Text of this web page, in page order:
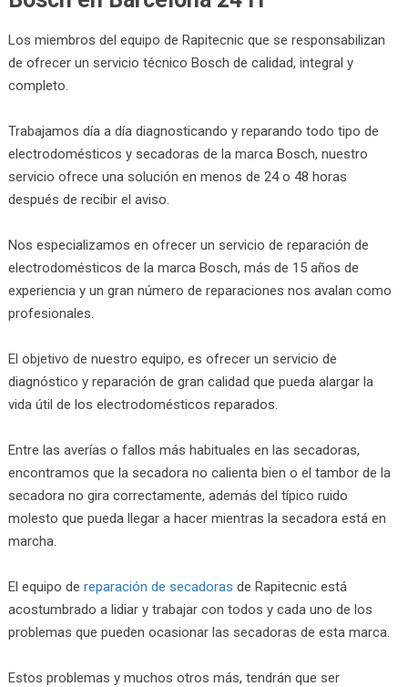
Los miembros del equipo de Rapitecnic que se responsabilizan
de ofrecer un servicio técnico Bosch de calidad, integral y
completo.
Trabajamos día a día diagnosticando y reparando todo tipo de
electrodomésticos y secadoras de la marca Bosch, nuestro
servicio ofrece una solución en menos de 24 o 48 horas
después de recibir el aviso.
Nos especializamos en ofrecer un servicio de reparación de
electrodomésticos de la marca Bosch, más de 15 años de
experiencia y un gran número de reparaciones nos avalan como
profesionales.
El objetivo de nuestro equipo, es ofrecer un servicio de
diagnóstico y reparación de gran calidad que pueda alargar la
vida útil de los electrodomésticos reparados.
Entre las averías o fallos más habituales en las secadoras,
encontramos que la secadora no calienta bien o el tambor de la
secadora no gira correctamente, además del típico ruido
molesto que pueda llegar a hacer mientras la secadora está en
marcha.
El equipo de reparación de secadoras de Rapitecnic está
acostumbrado a lidiar y trabajar con todos y cada uno de los
problemas que pueden ocasionar las secadoras de esta marca.
Estos problemas y muchos otros más, tendrán que ser